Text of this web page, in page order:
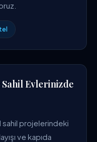
Evlerinizde
projelerindeki
ve kapıda